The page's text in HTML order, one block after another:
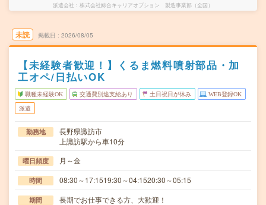
派遣会社 株式会社綜合キャリアオプション 製造事業部（全国）
未読 掲載日 2026/08/05
【未経験者歓迎！】くるま燃料噴射部品・加
工オペ/日払いOK
職種未経験OK 交通費別途支給あり 土日祝日が休み WEB登録OK
派遣
勤務地
長野県諏訪市
上諏訪駅から車10分
曜日頻度 月～金
時間 08:30～17:1519:30～04:1520:30～05:15
期間 長期でお仕事できる方、大歓迎！